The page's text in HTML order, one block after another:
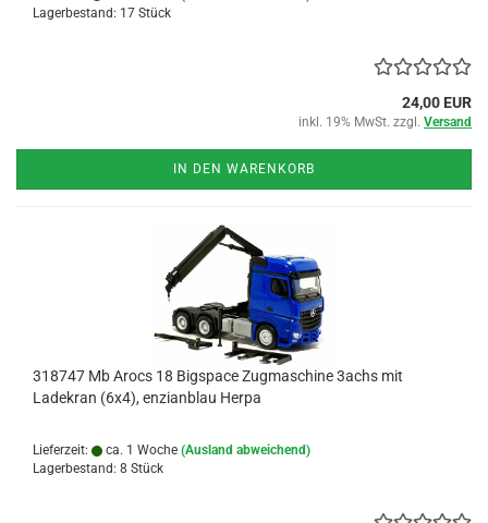
Lagerbestand: 17 Stück
24,00 EUR
inkl. 19% MwSt. zzgl. Versand
IN DEN WARENKORB
318747 Mb Arocs 18 Bigspace Zugmaschine 3achs mit
Ladekran (6x4), enzianblau Herpa
Lieferzeit: ca. 1 Woche (Ausland abweichend)
Lagerbestand: 8 Stück